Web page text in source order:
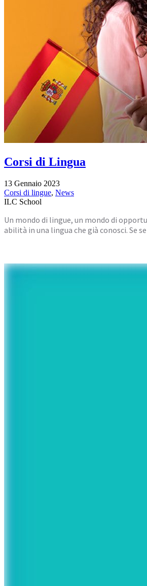
Corsi di Lingua
13 Gennaio 2023
Corsi di lingue, News
ILC School
Un mondo di lingue, un mondo di
abilità in una lingua che già conosci. Se